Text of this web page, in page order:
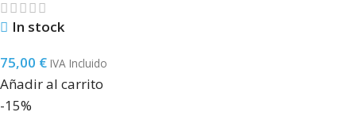
In stock
75,00 € IVA Incluido
Añadir al carrito
-15%